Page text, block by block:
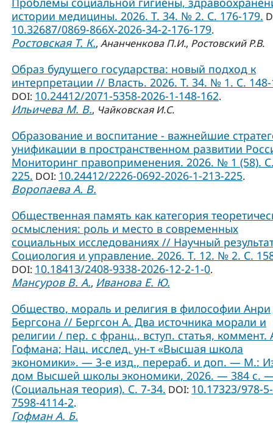
истории медицины. 2026. Т. 34. № 2. С. 176-179.
10.32687/0869-866X-2026-34-2-176-179.
Ростовская Т. К., Ананченкова П.И., Ростовский Р.В.
Образ будущего государства: новый подход к
интерпретации // Власть. 2026. Т. 34. № 1. С.
DOI: 10.24412/2071-5358-2026-1-148-162.
Ильичева М. В., Чайковская И.С.
Образование и воспитание - важнейшие
унификации в пространственном развитии
Мониторинг правоприменения. 2026. № 1 (58).
225. DOI: 10.24412/2226-0692-2026-1-213-225.
Воропаева А. В.
Общественная память как категория
осмысления: роль и место в современных
социальных исследованиях // Научный
Социология и управление. 2026. Т. 12. № 2. С.
DOI: 10.18413/2408-9338-2026-12-2-1-0.
Мансуров В. А., Иванова Е. Ю.
Общество, мораль и религия в философии Анри
Бергсона // Бергсон А. Два источника морали и
религии / пер. с франц., вступ. статья, коммент.
Гофмана; Нац. исслед. ун-т «Высшая школа
экономики». — 3-е изд., перераб. и доп. — М.:
дом Высшей школы экономики, 2026. — 384 с.
(Социальная теория). C. 7-34. DOI: 10.17323/978-5-
7598-4114-2.
Гофман А. Б.